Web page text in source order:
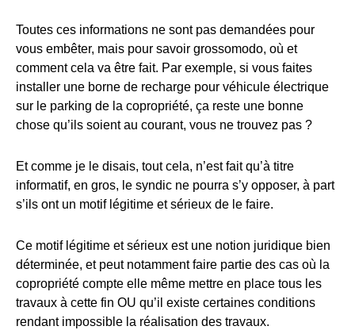
Toutes ces informations ne sont pas demandées pour
vous embêter, mais pour savoir grossomodo, où et
comment cela va être fait. Par exemple, si vous faites
installer une borne de recharge pour véhicule électrique
sur le parking de la copropriété, ça reste une bonne
chose qu’ils soient au courant, vous ne trouvez pas ?
Et comme je le disais, tout cela, n’est fait qu’à titre
informatif, en gros, le syndic ne pourra s’y opposer, à part
s’ils ont un motif légitime et sérieux de le faire.
Ce motif légitime et sérieux est une notion juridique bien
déterminée, et peut notamment faire partie des cas où la
copropriété compte elle même mettre en place tous les
travaux à cette fin OU qu’il existe certaines conditions
rendant impossible la réalisation des travaux.